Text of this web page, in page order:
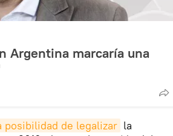
Argentina marcaría una
posibilidad de legalizar la